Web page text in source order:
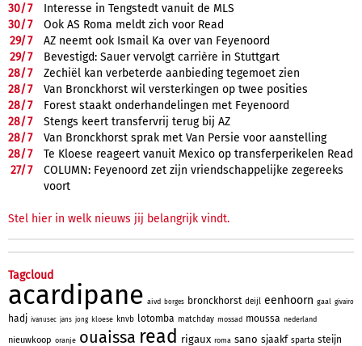
30/7
Interesse in Tengstedt vanuit de MLS
30/7
Ook AS Roma meldt zich voor Read
29/7
AZ neemt ook Ismail Ka over van Feyenoord
29/7
Bevestigd: Sauer vervolgt carrière in Stuttgart
28/7
Zechiël kan verbeterde aanbieding tegemoet zien
28/7
Van Bronckhorst wil versterkingen op twee posities
28/7
Forest staakt onderhandelingen met Feyenoord
28/7
Stengs keert transfervrij terug bij AZ
28/7
Van Bronckhorst sprak met Van Persie voor aanstelling
28/7
Te Kloese reageert vanuit Mexico op transferperikelen Read
27/7
COLUMN: Feyenoord zet zijn vriendschappelijke zegereeks
voort
Stel hier in welk nieuws jij belangrijk vindt.
Tagcloud
acardipane aivd borges bronckhorst deijl eenhoorn gaal givairo
hadj ivanusec jans jong kloese knvb lotomba matchday mossad moussa nederland
nieuwkoop oranje ouaissa read rigaux roma sano sjaakf sparta steijn